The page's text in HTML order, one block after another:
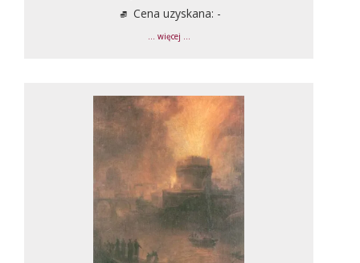
Cena uzyskana: -
... więcej ...